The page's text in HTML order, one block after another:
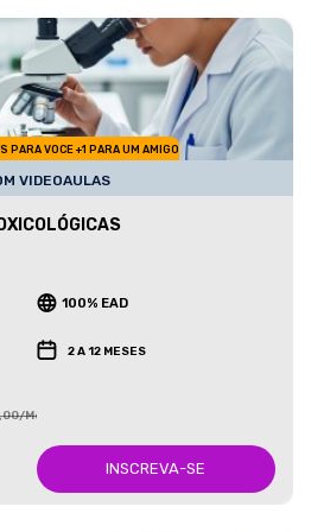
PARA VOCE +1 PARA UM AMIGO
VIDEOAULAS
100% EAD
2 A 12 MESES
Mês
INSCREVA-SE